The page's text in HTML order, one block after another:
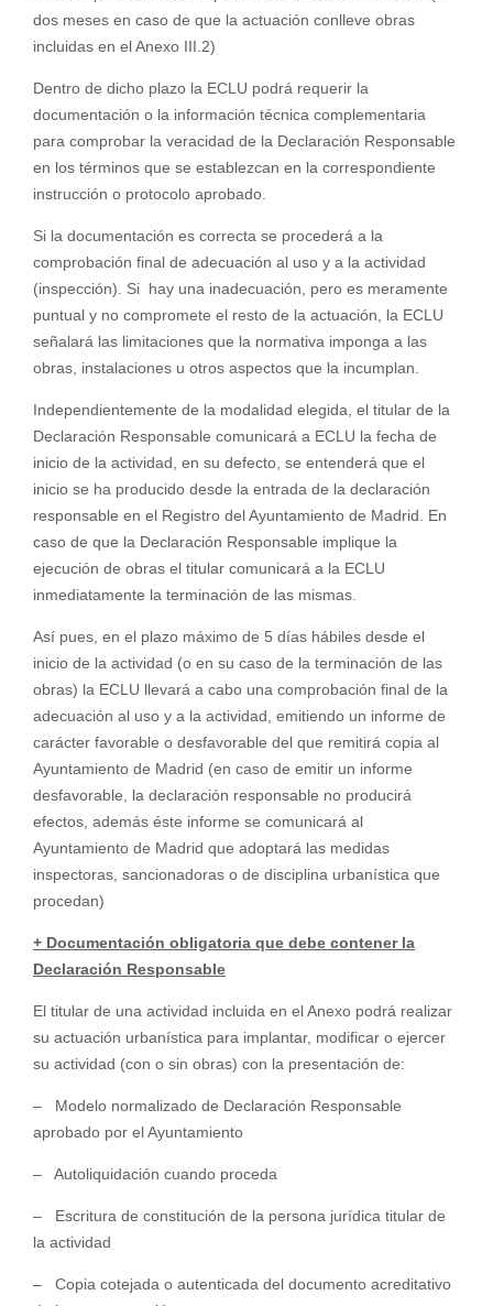
dos meses en caso de que la actuación conlleve obras
incluidas en el Anexo III.2)
Dentro de dicho plazo la ECLU podrá requerir la
documentación o la información técnica complementaria
para comprobar la veracidad de la Declaración Responsable
en los términos que se establezcan en la correspondiente
instrucción o protocolo aprobado.
Si la documentación es correcta se procederá a la
comprobación final de adecuación al uso y a la actividad
(inspección). Si hay una inadecuación, pero es meramente
puntual y no compromete el resto de la actuación, la ECLU
señalará las limitaciones que la normativa imponga a las
obras, instalaciones u otros aspectos que la incumplan.
Independientemente de la modalidad elegida, el titular de la
Declaración Responsable comunicará a ECLU la fecha de
inicio de la actividad, en su defecto, se entenderá que el
inicio se ha producido desde la entrada de la declaración
responsable en el Registro del Ayuntamiento de Madrid. En
caso de que la Declaración Responsable implique la
ejecución de obras el titular comunicará a la ECLU
inmediatamente la terminación de las mismas.
Así pues, en el plazo máximo de 5 días hábiles desde el
inicio de la actividad (o en su caso de la terminación de las
obras) la ECLU llevará a cabo una comprobación final de la
adecuación al uso y a la actividad, emitiendo un informe de
carácter favorable o desfavorable del que remitirá copia al
Ayuntamiento de Madrid (en caso de emitir un informe
desfavorable, la declaración responsable no producirá
efectos, además éste informe se comunicará al
Ayuntamiento de Madrid que adoptará las medidas
inspectoras, sancionadoras o de disciplina urbanística que
procedan)
+ Documentación obligatoria que debe contener la
Declaración Responsable
El titular de una actividad incluida en el Anexo podrá realizar
su actuación urbanística para implantar, modificar o ejercer
su actividad (con o sin obras) con la presentación de:
– Modelo normalizado de Declaración Responsable
aprobado por el Ayuntamiento
– Autoliquidación cuando proceda
– Escritura de constitución de la persona jurídica titular de
la actividad
– Copia cotejada o autenticada del documento acreditativo